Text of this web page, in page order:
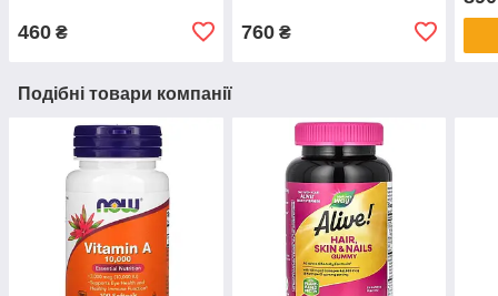
460 ₴ 760₴
Подібні товари компанії